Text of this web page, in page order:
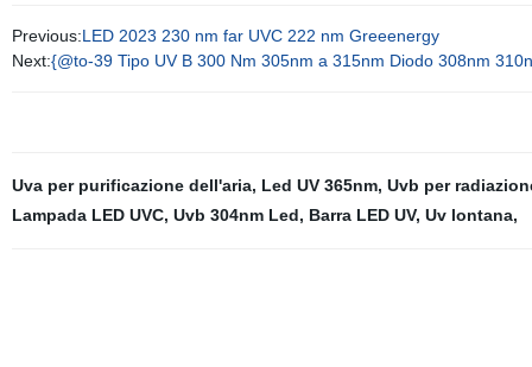
Previous:LED 2023 230 nm far UVC 222 nm Greeenergy
Next:{@to-39 Tipo UV B 300 Nm 305nm a 315nm Diodo 308nm
Uva per purificazione dell'aria, Led UV 365nm, Uvb per
Lampada LED UVC, Uvb 304nm Led, Barra LED UV, Uv lontana,